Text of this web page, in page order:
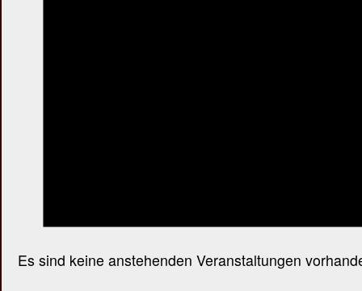
Es sind keine anstehenden Veranstaltungen